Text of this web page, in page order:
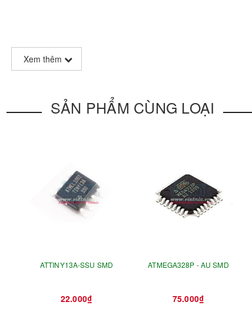
khởi động ON CHIP
Xem thêm
SẢN PHẨM CÙNG LOẠI
ATTINY13A-SSU SMD
22.000₫
ATMEGA328P - AU SMD
75.000₫